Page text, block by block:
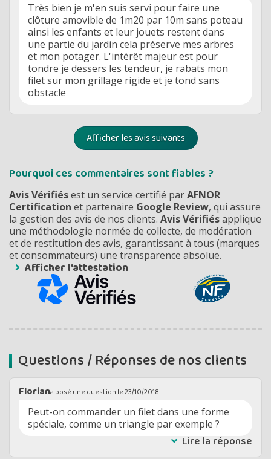
Très bien je m'en suis servi pour faire une
clôture amovible de 1m20 par 10m sans poteau
ainsi les enfants et leur jouets restent dans
une partie du jardin cela préserve mes arbres
et mon potager. L'intérêt majeur est pour
tondre je dessers les tendeur, je rabats mon
filet sur mon grillage rigide et je tond sans
obstacle
Afficher les avis suivants
Pourquoi ces commentaires sont fiables ?
Avis Vérifiésest un service certifié parAFNOR
Certification et partenaire Google Review, qui assure
la gestion des avis de nos clients. Avis Vérifiésapplique
une méthodologie normée de collecte, de modération
et de restitution des avis, garantissant à tous (marques
et consommateurs) une transparence absolue.
Afficher l'attestation
Questions / Réponses de nos clients
Floriana posé une question le23/10/2018
Peut-on commander un filet dans une forme
spéciale, comme un triangle par exemple ?
Lire la réponse